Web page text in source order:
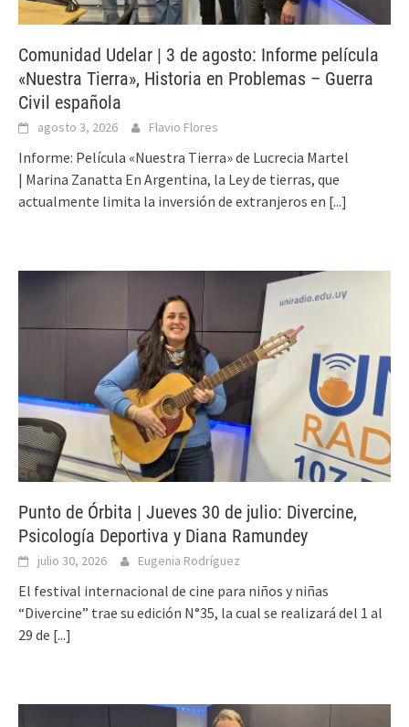
Comunidad Udelar | 3 de agosto: Informe película
«Nuestra Tierra», Historia en Problemas – Guerra
Civil española
agosto 3, 2026 Flavio Flores
Informe: Película «Nuestra Tierra» de Lucrecia Martel
| Marina Zanatta En Argentina, la Ley de tierras, que
actualmente limita la inversión de extranjeros en [...]
Punto de Órbita | Jueves 30 de julio: Divercine,
Psicología Deportiva y Diana Ramundey
julio 30, 2026 Eugenia Rodríguez
El festival internacional de cine para niños y niñas
“Divercine” trae su edición N°35, la cual se realizará del 1 al
29 de [...]